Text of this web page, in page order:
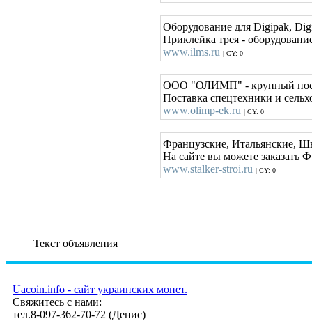
Оборудование для Digipak,
Приклейка трея -
www.ilms.ru | CY: 0
ООО "ОЛИМП" - крупный
Поставка спецтехники и
www.olimp-ek.ru | CY: 0
Французские, Итальянские,
На сайте вы можете заказать
www.stalker-stroi.ru | CY: 0
Текст объявления
Uacoin.info - сайт украинских монет.
Свяжитесь с нами:
тел.8-097-362-70-72 (Денис)